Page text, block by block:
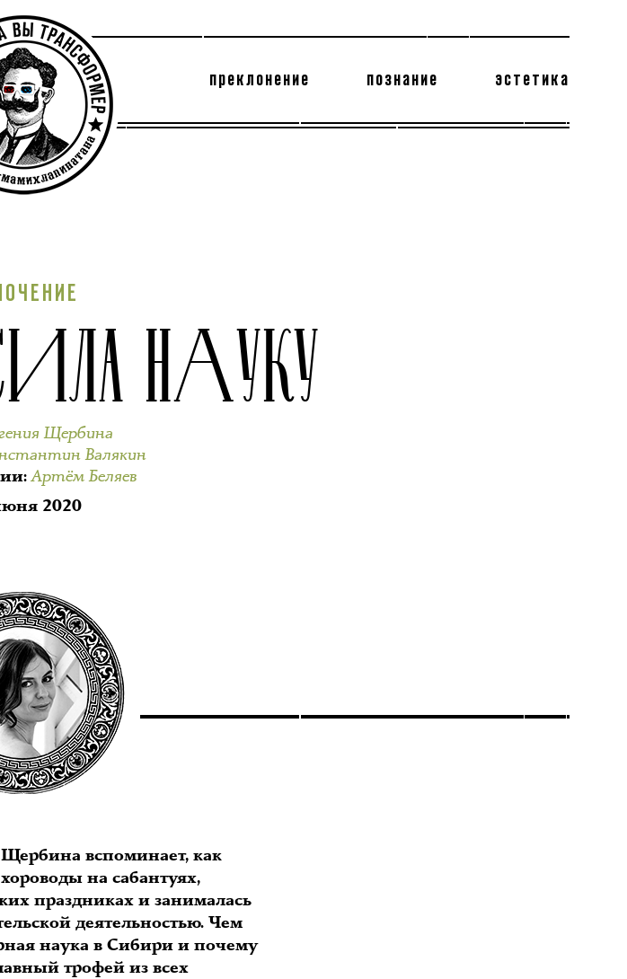
преклонение познание эстетика
НАУКУ
Щербина
Валякин
:Артём Беляев
2020
Щербина вспоминает, как
на сабантуях,
праздниках и занималась
деятельностью. Чем
наука в Сибири и почему
трофей из всех